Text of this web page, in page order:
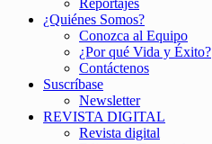
Reportajes
¿Quiénes Somos?
Conozca al Equipo
¿Por qué Vida y Éxito?
Contáctenos
Suscríbase
Newsletter
REVISTA DIGITAL
Revista digital